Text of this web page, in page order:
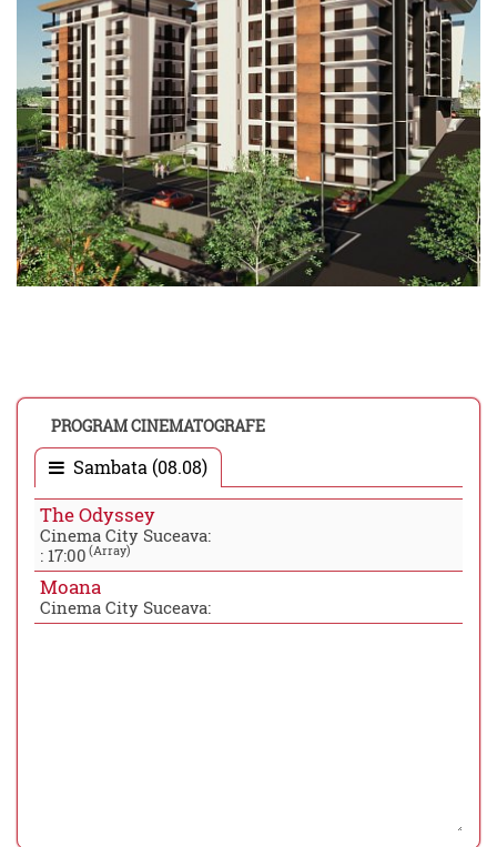
PROGRAM CINEMATOGRAFE
Sambata (08.08)
The Odyssey
Cinema City Suceava:
: 17:00 (Array)
Moana
Cinema City Suceava: